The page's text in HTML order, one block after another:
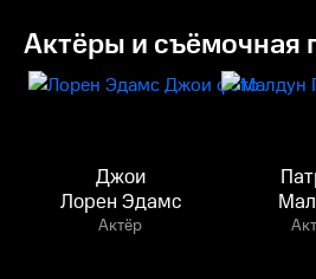
Актёры и съёмочная
Джои
Лорен Эдамс
Актёр